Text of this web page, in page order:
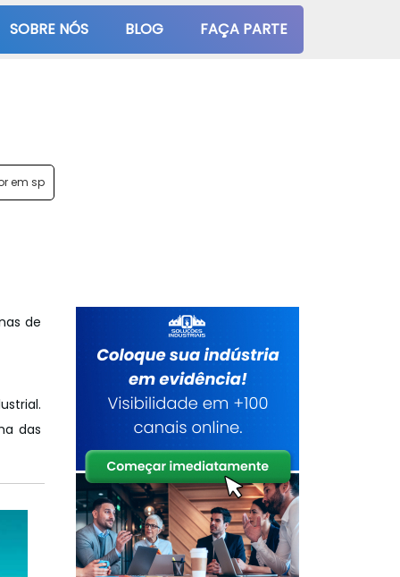
SOBRE NÓS BLOG FAÇA PARTE
em sp
de
das